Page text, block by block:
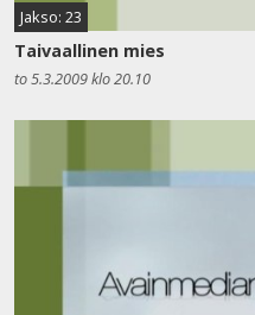
Jakso: 23
Taivaallinen mies
to 5.3.2009 klo 20.10